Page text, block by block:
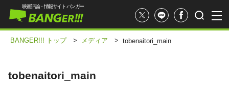
映画評論・情報サイト バンガー
BANGER!!! トップ > メディア > tobenaitori_main
tobenaitori_main